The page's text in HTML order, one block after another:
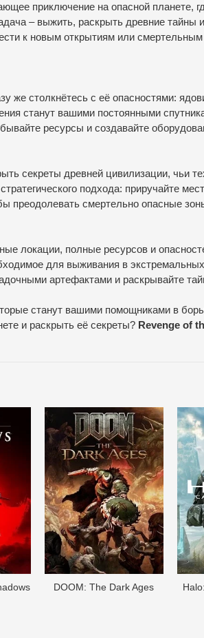
приключение на опасной планете,
– выжить, раскрыть древние тайны
к новым открытиям или смертельным
же столкнётесь с её опасностями:
станут вашими постоянными
ресурсы и создавайте
секреты древней цивилизации, чьи
подхода: приручайте
преодолевать смертельно опасные
локации, полные ресурсов и
для выживания в
артефактами и раскрывайте
станут вашими помощниками в
и раскрыть её секреты? Revenge of
DOОM: The Dark Ages